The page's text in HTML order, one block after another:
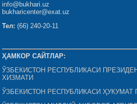
info@bukhari.uz
bukharicenter@exat.uz
Тел: (66) 240-20-11
ҲАМКОР САЙТЛАР:
ЎЗБЕКИСТОН РЕСПУБЛИКАСИ
ХИЗМАТИ
ЎЗБЕКИСТОН РЕСПУБЛИКАСИ ҲУКУМАТ